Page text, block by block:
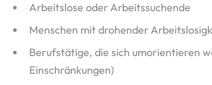
Arbeitslose oder Arbeitssuchende
Menschen mit drohender
Berufstätige, die sich umorientieren
Einschränkungen)